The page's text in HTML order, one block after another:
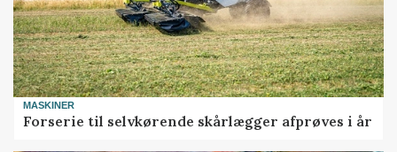
MASKINER
Forserie til selvkørende skårlægger afprøves i år